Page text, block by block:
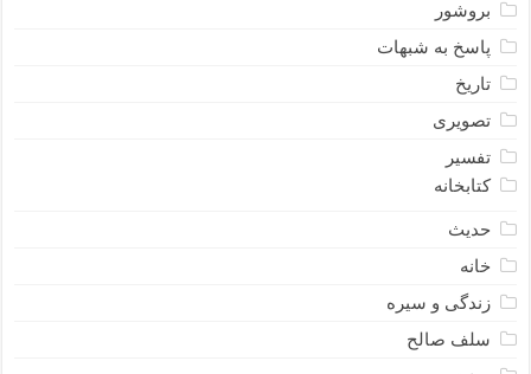
بروشور
پاسخ به شبهات
تاریخ
تصویری
تفسیر
کتابخانه
حدیث
خانه
زندگی و سیره
سلف صالح